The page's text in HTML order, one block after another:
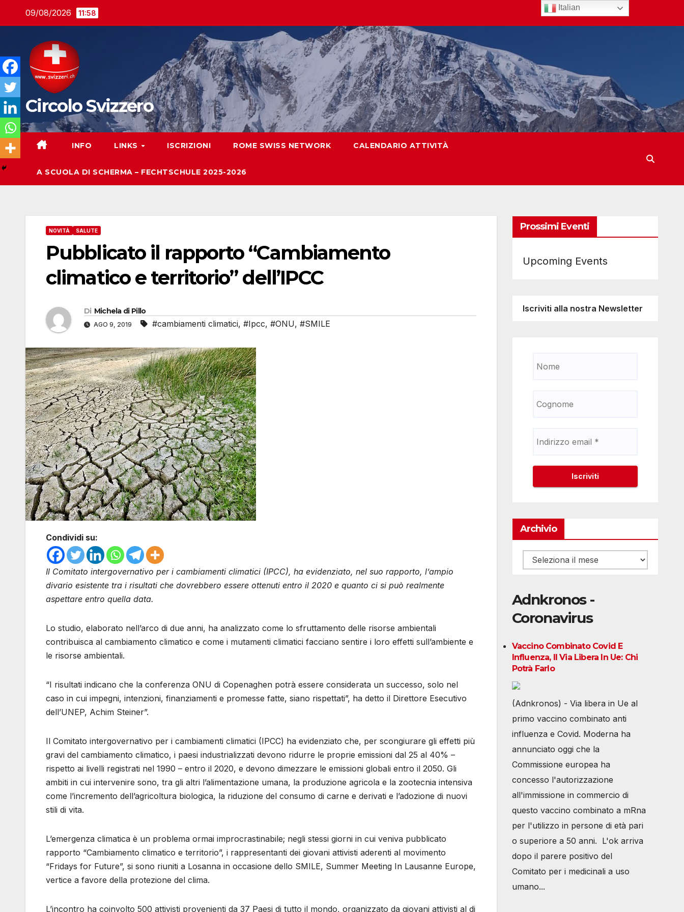
09/08/2026 11:58
Circolo Svizzero
INFO LINKS ISCRIZIONI ROME SWISS NETWORK CALENDARIO ATTIVITÀ
A SCUOLA DI SCHERMA – FECHTSCHULE 2025-2026
NOVITÀ SALUTE
Pubblicato il rapporto “Cambiamento
climatico e territorio” dell’IPCC
Di Michela di Pillo
AGO 9, 2019 #cambiamenti climatici, #Ipcc, #ONU, #SMILE
Condividi su:
Il Comitato intergovernativo per i cambiamenti climatici (IPCC), ha evidenziato, nel suo rapporto, l’ampio
divario esistente tra i risultati che dovrebbero essere ottenuti entro il 2020 e quanto ci si può realmente
aspettare entro quella data.
Lo studio, elaborato nell’arco di due anni, ha analizzato come lo sfruttamento delle risorse ambientali
contribuisca al cambiamento climatico e come i mutamenti climatici facciano sentire i loro effetti sull’ambiente e
le risorse ambientali.
“I risultati indicano che la conferenza ONU di Copenaghen potrà essere considerata un successo, solo nel
caso in cui impegni, intenzioni, finanziamenti e promesse fatte, siano rispettati”, ha detto il Direttore Esecutivo
dell’UNEP, Achim Steiner”.
Il Comitato intergovernativo per i cambiamenti climatici (IPCC) ha evidenziato che, per scongiurare gli effetti più
gravi del cambiamento climatico, i paesi industrializzati devono ridurre le proprie emissioni dal 25 al 40% –
rispetto ai livelli registrati nel 1990 – entro il 2020, e devono dimezzare le emissioni globali entro il 2050. Gli
ambiti in cui intervenire sono, tra gli altri l’alimentazione umana, la produzione agricola e la zootecnia intensiva
come l’incremento dell’agricoltura biologica, la riduzione del consumo di carne e derivati e l’adozione di nuovi
stili di vita.
L’emergenza climatica è un problema ormai improcrastinabile; negli stessi giorni in cui veniva pubblicato
rapporto “Cambiamento climatico e territorio”, i rappresentanti dei giovani attivisti aderenti al movimento
“Fridays for Future”, si sono riuniti a Losanna in occasione dello SMILE, Summer Meeting In Lausanne Europe,
vertice a favore della protezione del clima.
L’incontro ha coinvolto 500 attivisti provenienti da 37 Paesi di tutto il mondo, organizzato da giovani attivisti al di
Prossimi Eventi
Upcoming Events
Iscriviti alla nostra Newsletter
Archivio
Archivio
Adnkronos -
Coronavirus
Vaccino Combinato Covid E
Influenza, Il Via Libera In Ue: Chi
Potrà Farlo
(Adnkronos) - Via libera in Ue al
primo vaccino combinato anti
influenza e Covid. Moderna ha
annunciato oggi che la
Commissione europea ha
concesso l'autorizzazione
all'immissione in commercio di
questo vaccino combinato a mRna
per l'utilizzo in persone di età pari
o superiore a 50 anni. L'ok arriva
dopo il parere positivo del
Comitato per i medicinali a uso
umano...
Italian